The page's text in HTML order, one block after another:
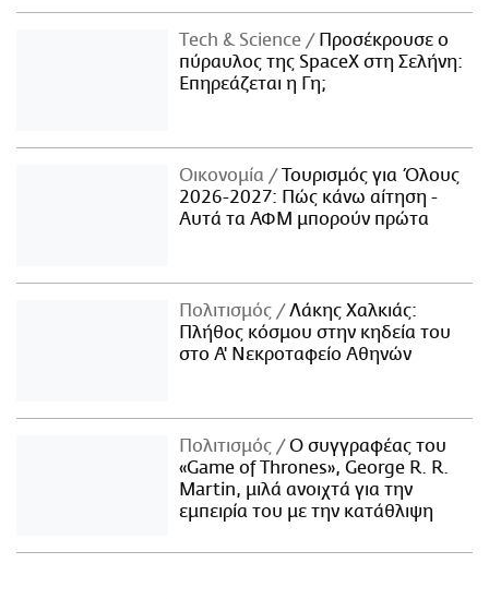
Τech & Science
Προσέκρουσε ο
πύραυλος της SpaceX στη Σελήνη:
Επηρεάζεται η Γη;
Οικονομία
Τουρισμός για Όλους
2026-2027: Πώς κάνω αίτηση -
Αυτά τα ΑΦΜ μπορούν πρώτα
Πολιτισμός
Λάκης Χαλκιάς:
Πλήθος κόσμου στην κηδεία του
στο Α' Νεκροταφείο Αθηνών
Πολιτισμός
Ο συγγραφέας του
«Game of Thrones», George R. R.
Martin, μιλά ανοιχτά για την
εμπειρία του με την κατάθλιψη